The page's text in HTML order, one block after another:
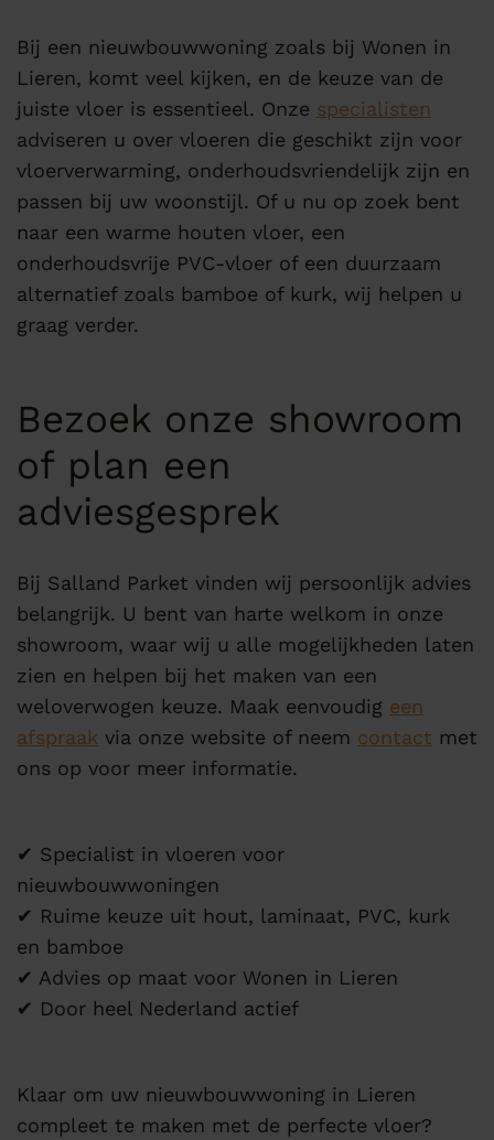
Bij een nieuwbouwwoning zoals bij Wonen in
Lieren, komt veel kijken, en de keuze van de
juiste vloer is essentieel. Onze specialisten
adviseren u over vloeren die geschikt zijn voor
vloerverwarming, onderhoudsvriendelijk zijn en
passen bij uw woonstijl. Of u nu op zoek bent
naar een warme houten vloer, een
onderhoudsvrije PVC-vloer of een duurzaam
alternatief zoals bamboe of kurk, wij helpen u
graag verder.
Bezoek onze showroom
of plan een
adviesgesprek
Bij Salland Parket vinden wij persoonlijk advies
belangrijk. U bent van harte welkom in onze
showroom, waar wij u alle mogelijkheden laten
zien en helpen bij het maken van een
weloverwogen keuze. Maak eenvoudig een
afspraak via onze website of neem contact met
ons op voor meer informatie.
✔ Specialist in vloeren voor
nieuwbouwwoningen
✔ Ruime keuze uit hout, laminaat, PVC, kurk
en bamboe
✔ Advies op maat voor Wonen in Lieren
✔ Door heel Nederland actief
Klaar om uw nieuwbouwwoning in Lieren
compleet te maken met de perfecte vloer?